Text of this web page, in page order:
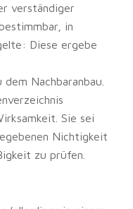
verständiger
in
Diese ergebe
Nachbaranbau.
Sie sei
Nichtigkeit
zu prüfen.